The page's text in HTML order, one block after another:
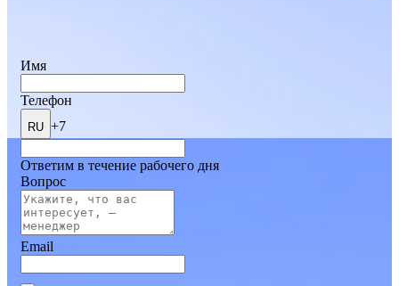
Имя
Телефон
RU +7
Ответим в течение рабочего дня
Вопрос
Email